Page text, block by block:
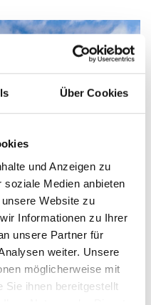
Über Cookies
und Anzeigen zu
soziale Medien anbieten
Website zu
Informationen zu Ihrer
unsere Partner für
weiter. Unsere
möglicherweise mit
Sie ihnen bereitgestellt
Tarragona
mit Blick auf die
Wohngebiets in der